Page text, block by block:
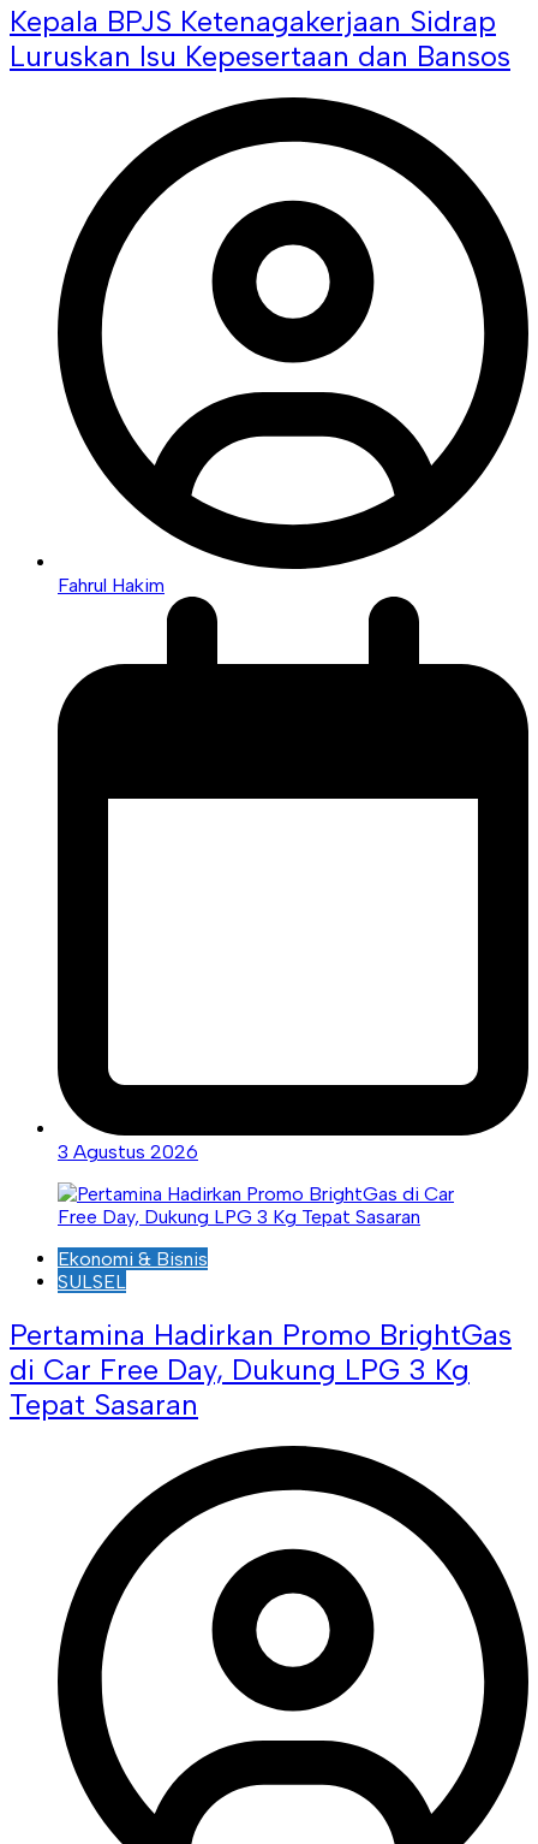
Kepala BPJS Ketenagakerjaan Sidrap
Luruskan Isu Kepesertaan dan Bansos
Fahrul Hakim
3 Agustus 2026
Ekonomi & Bisnis
SULSEL
Pertamina Hadirkan Promo BrightGas
di Car Free Day, Dukung LPG 3 Kg
Tepat Sasaran